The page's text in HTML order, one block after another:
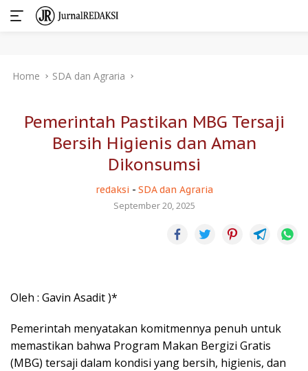
Home SDA dan Agraria
Pemerintah Pastikan MBG Tersaji
Bersih Higienis dan Aman
Dikonsumsi
redaksi - SDA dan Agraria
September 20, 2025
Oleh : Gavin Asadit )*
Pemerintah menyatakan komitmennya penuh untuk
memastikan bahwa Program Makan Bergizi Gratis
(MBG) tersaji dalam kondisi yang bersih, higienis, dan